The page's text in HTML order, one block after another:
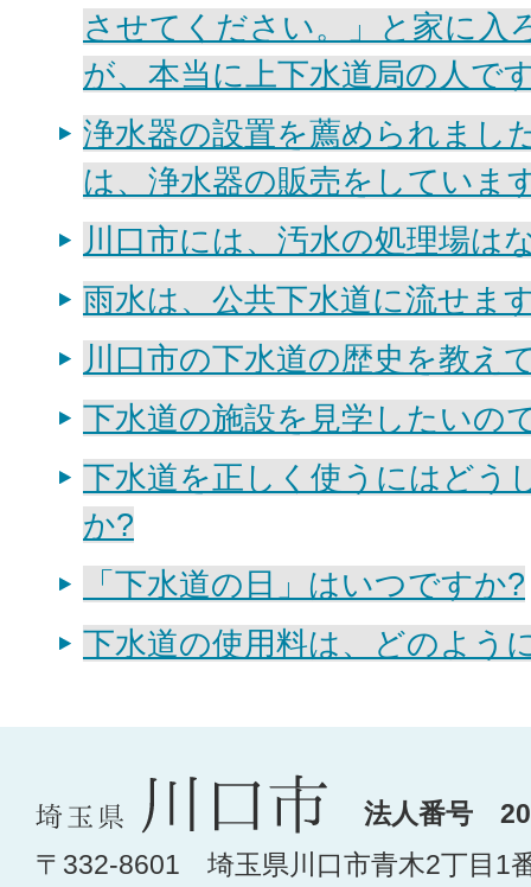
させてください。」と家に入
が、本当に上下水道局の人で
浄水器の設置を薦められまし
は、浄水器の販売をしていま
川口市には、汚水の処理場は
雨水は、公共下水道に流せま
川口市の下水道の歴史を教え
下水道の施設を見学したいの
下水道を正しく使うにはどう
か?
「下水道の日」はいつですか?
下水道の使用料は、どのよう
法人番号
〒332-8601 埼玉県川口市青木2丁目1